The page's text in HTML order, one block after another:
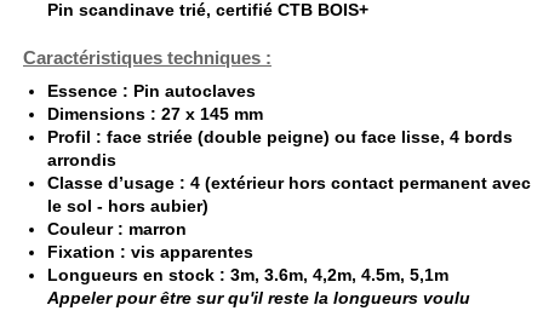
Pin scandinave trié, certifié CTB BOIS+
Caractéristiques techniques :
Essence : Pin autoclaves
Dimensions : 27 x 145 mm
Profil : face striée (double peigne) ou face lisse, 4 bords
arrondis
Classe d’usage : 4 (extérieur hors contact permanent avec
le sol - hors aubier)
Couleur : marron
Fixation : vis apparentes
Longueurs en stock : 3m, 3.6m, 4,2m, 4.5m, 5,1m
Appeler pour être sur qu'il reste la longueurs voulu